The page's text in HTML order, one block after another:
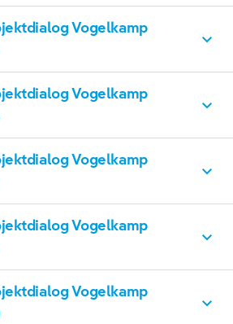
DOWNLOAD
DOWNLOAD
Vogelkamp
DOWNLOAD
Vogelkamp
DOWNLOAD
Vogelkamp
DOWNLOAD
Vogelkamp
Vogelkamp